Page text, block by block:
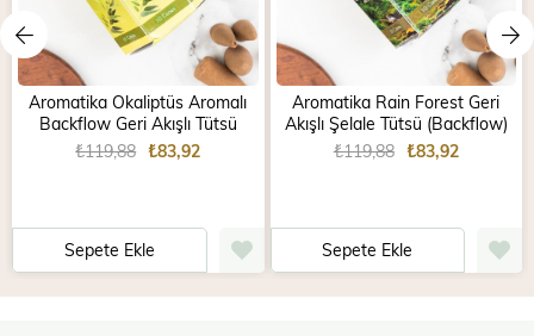
Aromatika Okaliptüs Aromalı
Backflow Geri Akışlı Tütsü
₺83,92
₺119,88
Sepete Ekle
Aromatika Rain Forest Geri
Akışlı Şelale Tütsü (Backflow)
₺83,92
₺119,88
Sepete Ekle